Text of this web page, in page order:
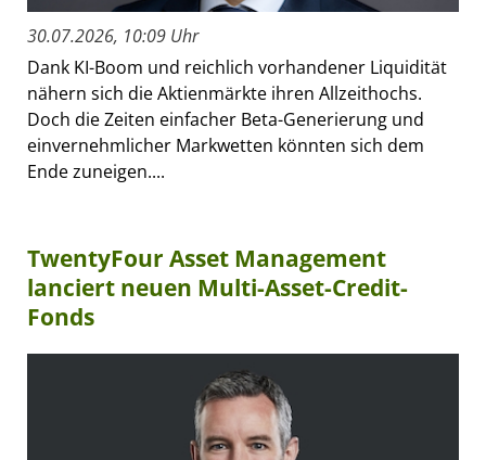
30.07.2026, 10:09 Uhr
Dank KI-Boom und reichlich vorhandener Liquidität
nähern sich die Aktienmärkte ihren Allzeithochs.
Doch die Zeiten einfacher Beta-Generierung und
einvernehmlicher Markwetten könnten sich dem
Ende zuneigen....
TwentyFour Asset Management
lanciert neuen Multi-Asset-Credit-
Fonds